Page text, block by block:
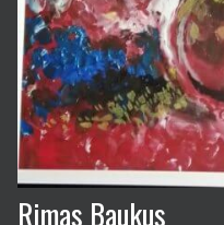
Rimas Baukus